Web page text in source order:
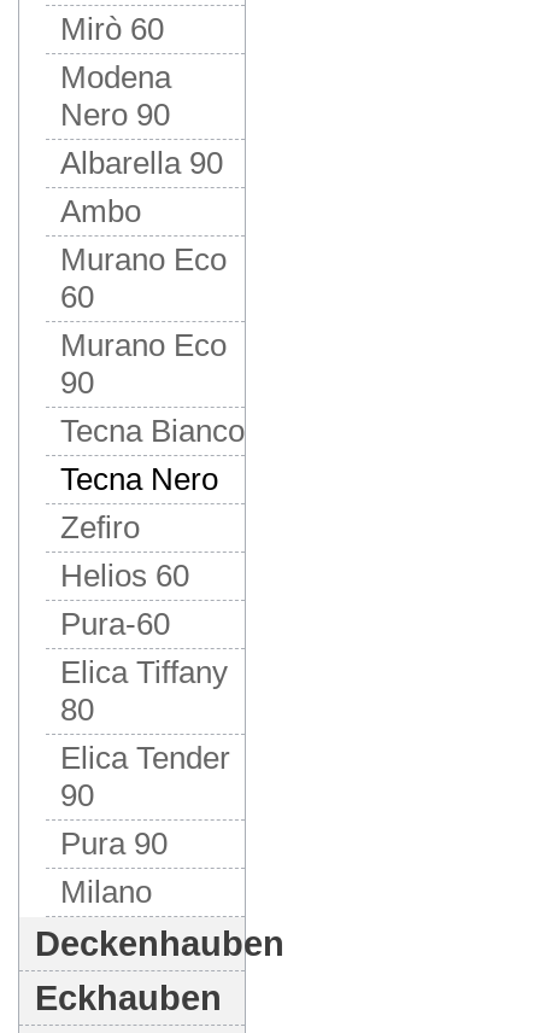
Mirò 60
Modena
Nero 90
Albarella 90
Ambo
Murano Eco
60
Murano Eco
90
Tecna Bianco
Tecna Nero
Zefiro
Helios 60
Pura-60
Elica Tiffany
80
Elica Tender
90
Pura 90
Milano
Deckenhauben
Eckhauben